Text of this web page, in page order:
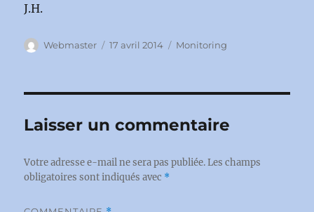
J.H.
Auteur
Webmaster
Publié
17 avril 2014 Catégories
Monitoring
Laisser un commentaire
Votre adresse e-mail ne sera pas publiée. Les champs
obligatoires sont indiqués avec *